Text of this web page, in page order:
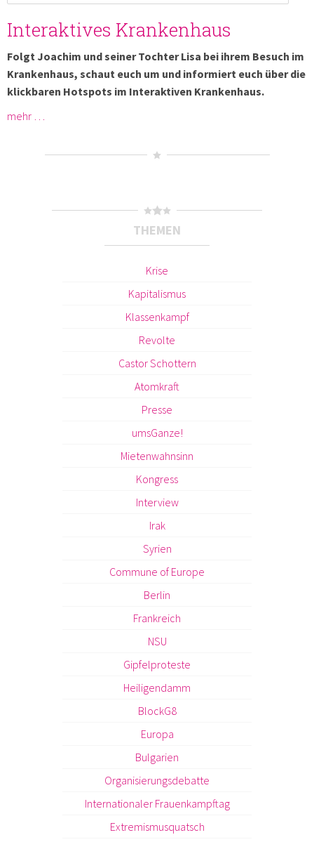
Interaktives Krankenhaus
Folgt Joachim und seiner Tochter Lisa bei ihrem Besuch im
Krankenhaus, schaut euch um und informiert euch über die
klickbaren Hotspots im Interaktiven Krankenhaus.
mehr …
THEMEN
Krise
Kapitalismus
Klassenkampf
Revolte
Castor Schottern
Atomkraft
Presse
umsGanze!
Mietenwahnsinn
Kongress
Interview
Irak
Syrien
Commune of Europe
Berlin
Frankreich
NSU
Gipfelproteste
Heiligendamm
BlockG8
Europa
Bulgarien
Organisierungsdebatte
Internationaler Frauenkampftag
Extremismusquatsch